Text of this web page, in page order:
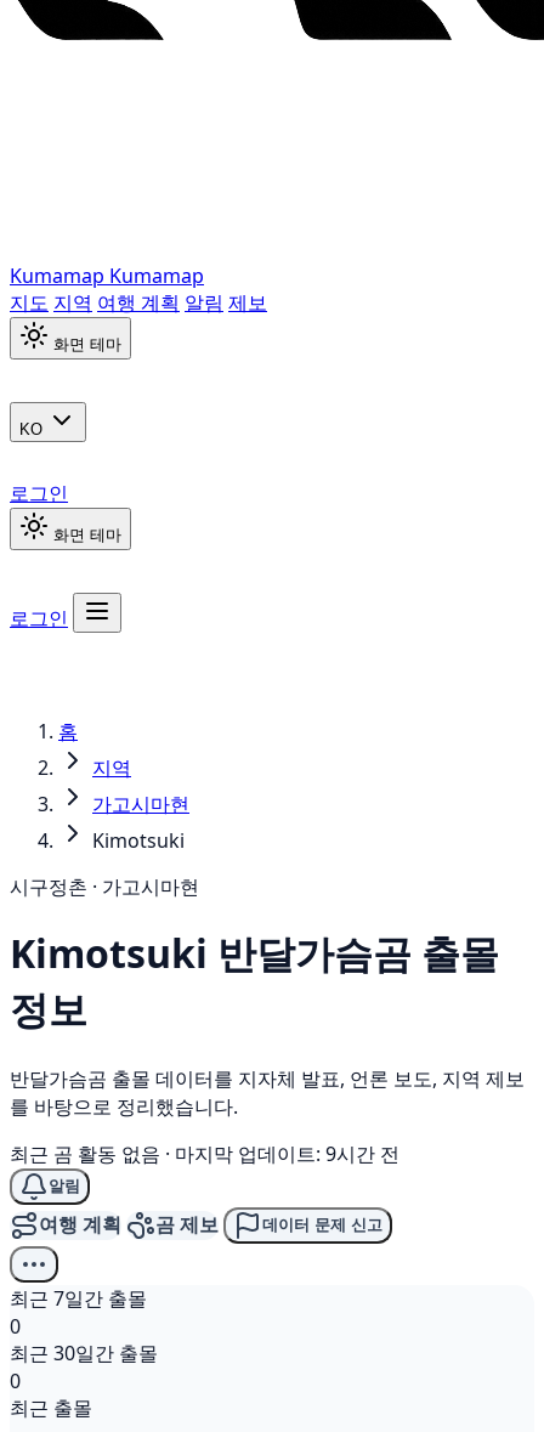
Kumamap Kumamap
지도 지역 여행 계획 알림 제보
화면 테마
KO
로그인
화면 테마
로그인
홈
지역
가고시마현
Kimotsuki
시구정촌 · 가고시마현
Kimotsuki 반달가슴곰 출몰
정보
반달가슴곰 출몰 데이터를 지자체 발표, 언론 보도, 지역 제보
를 바탕으로 정리했습니다.
최근 곰 활동 없음 · 마지막 업데이트: 9시간 전
알림
여행 계획 곰 제보 데이터 문제 신고
최근 7일간 출몰
0
최근 30일간 출몰
0
최근 출몰